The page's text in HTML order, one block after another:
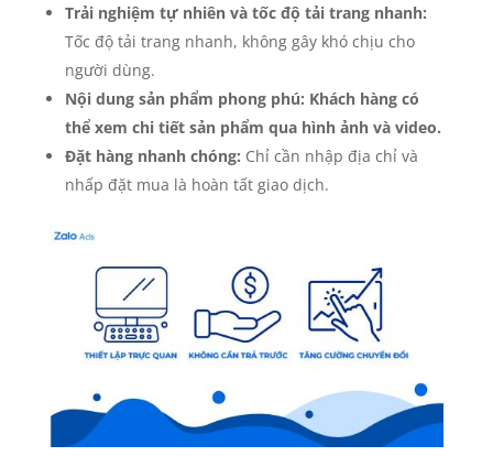
Trải nghiệm tự nhiên và tốc độ tải trang nhanh:
Tốc độ tải trang nhanh, không gây khó chịu cho
người dùng.
Nội dung sản phẩm phong phú: Khách hàng có
thể xem chi tiết sản phẩm qua hình ảnh và video.
Đặt hàng nhanh chóng: Chỉ cần nhập địa chỉ và
nhấp đặt mua là hoàn tất giao dịch.